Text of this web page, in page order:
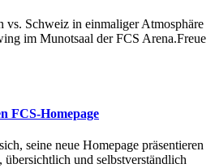
vs. Schweiz in einmaliger Atmosphäre
im Munotsaal der FCS Arena.Freue
FCS-Homepage
seine neue Homepage präsentieren
und selbstverständlich